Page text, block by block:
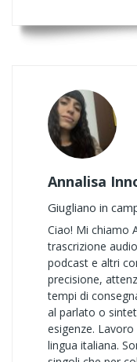
Annalisa
Giugliano in
Ciao! Mi chiamo
trascrizione
podcast e altri
precisione,
tempi di
al parlato o
esigenze.
lingua italiana.